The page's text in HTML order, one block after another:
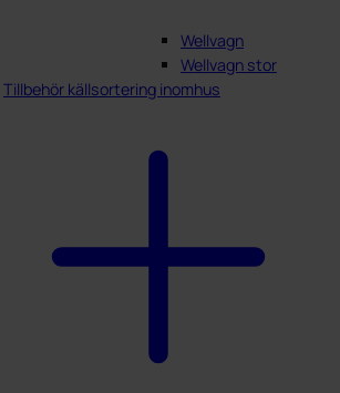
Wellvagn
Wellvagn stor
Tillbehör källsortering inomhus